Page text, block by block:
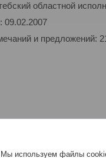
областной
09.02.2007
и предложений:
Мы используем файлы